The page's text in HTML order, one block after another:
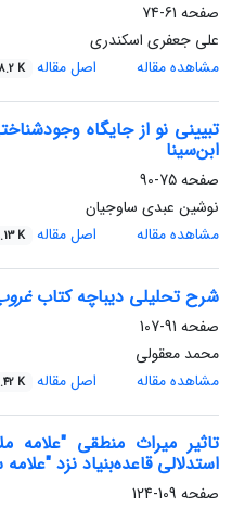
صفحه 61-74
علی جعفری اسکندری
مشاهده مقاله
اصل مقاله K
تبیینی نو از جایگاه
ابن‌سینا
صفحه75-90
نوشین عبدی ساوجیان
مشاهده مقاله
اصل مقاله K
شرح تحلیلی دیباچه‌ کتاب
صفحه 91-107
محمد معقولی
مشاهده مقاله
اصل مقاله K
تاثیر میراث منطقی "علامه
استدلالی قاعده‌بنیاد نزد
صفحه 109-124